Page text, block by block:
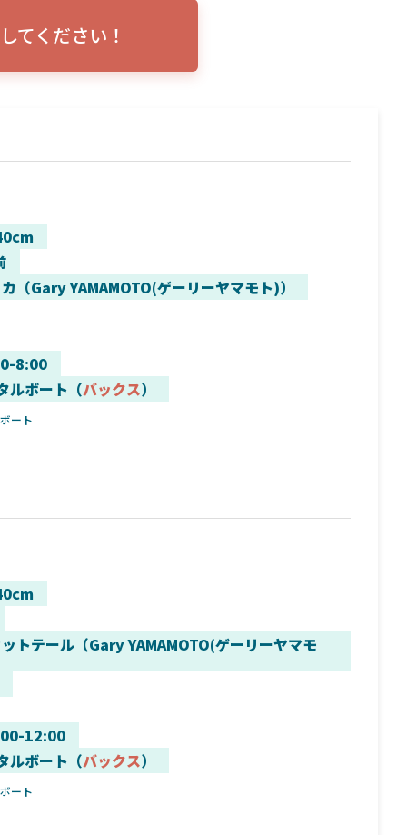
てください！
（Gary YAMAMOTO(ゲーリーヤマモト)）
8:00
ルボート（バックス）
ート
トテール（Gary YAMAMOTO(ゲーリーヤマモ
12:00
ルボート（バックス）
ート
ルショ
ローランス イーグルアイ（EAGLE EYE）イ
たします